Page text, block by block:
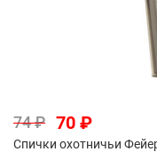
74 ₽ 70 ₽
Спички охотничьи